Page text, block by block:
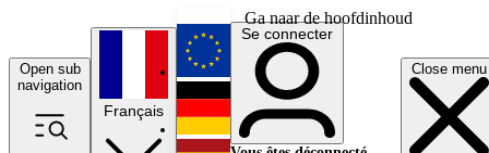
Ga naar de hoofdinhoud
Open sub
navigation
Close menu
Français
English
Deutsch
Se connecter